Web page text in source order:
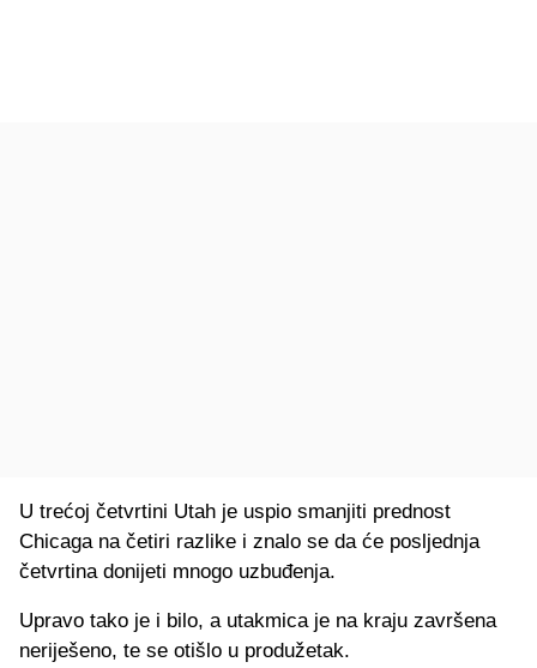
U trećoj četvrtini Utah je uspio smanjiti prednost
Chicaga na četiri razlike i znalo se da će posljednja
četvrtina donijeti mnogo uzbuđenja.
Upravo tako je i bilo, a utakmica je na kraju završena
neriješeno, te se otišlo u produžetak.